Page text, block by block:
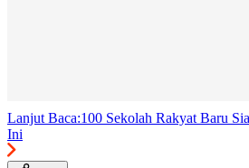
Lanjut Baca:100 Sekolah Rakyat Baru
Ini